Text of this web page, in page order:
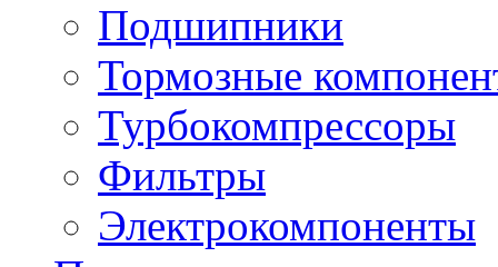
Подшипники
Тормозные
Турбокомпрессоры
Фильтры
Электрокомпоненты